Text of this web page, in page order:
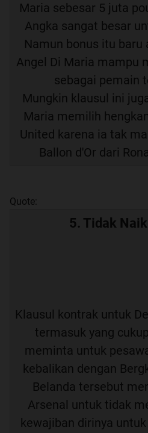
Maria sebesar 5 juta
Angka sangat besar
Namun bonus itu baru
Angel Di Maria mampu
sebagai pemain
Mungkin klausul ini
Maria memilih
United karena ia tak
Ballon d'Or dari
Quote:
5. Tidak
Klausul kontrak untuk
termasuk yang
meminta untuk
kebalikan dengan
Belanda tersebut
Arsenal untuk tidak
kewajiban dirinya